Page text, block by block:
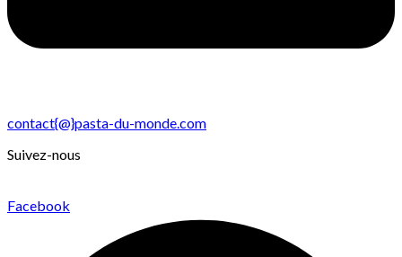
contact{@}pasta-du-monde.com
Suivez-nous
Facebook